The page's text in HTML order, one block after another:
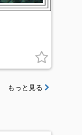
もっと見る